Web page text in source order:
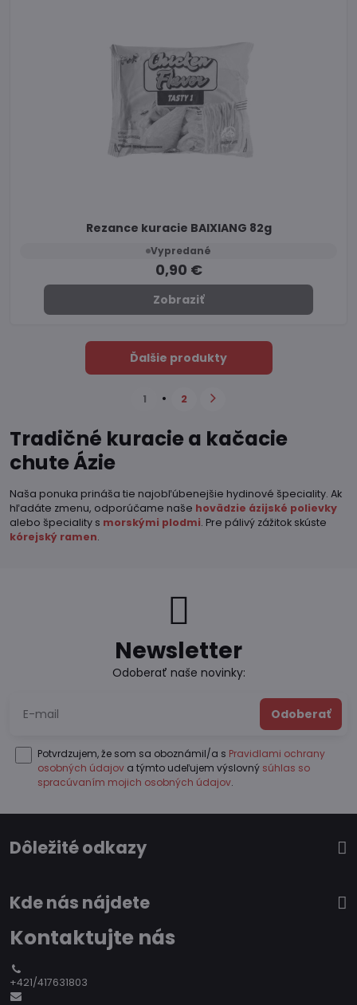
Rezance kuracie BAIXIANG 82g
Vypredané
0,90 €
Zobraziť
Ďalšie produkty
1 2
Tradičné kuracie a kačacie
chute Ázie
Naša ponuka prináša tie najobľúbenejšie hydinové špeciality. Ak
hľadáte zmenu, odporúčame naše hovädzie ázijské polievky
alebo špeciality s morskými plodmi. Pre pálivý zážitok skúste
kórejský ramen.
Newsletter
Odoberať naše novinky:
Odoberať
Potvrdzujem, že som sa oboznámil/a s Pravidlami ochrany
osobných údajov a týmto udeľujem výslovný súhlas so
spracúvaním mojich osobných údajov.
Dôležité odkazy
Kde nás nájdete
Kontaktujte nás
+421/417631803